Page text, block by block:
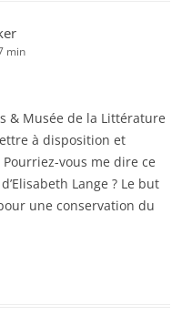
min
& Musée de la Littérature
à disposition et
vous me dire ce
Lange ? Le but
une conservation du